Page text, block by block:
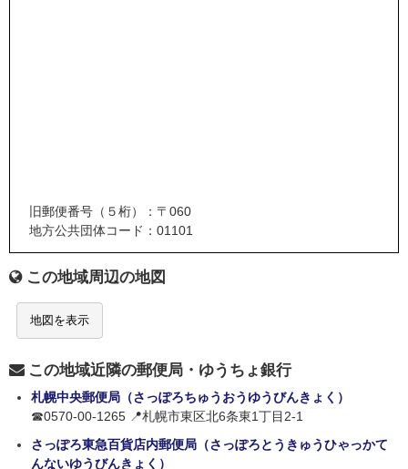
旧郵便番号（５桁）：〒060
地方公共団体コード：01101
この地域周辺の地図
地図を表示
この地域近隣の郵便局・ゆうちょ銀行
札幌中央郵便局（さっぽろちゅうおうゆうびんきょく）
☎0570-00-1265 📍札幌市東区北6条東1丁目2-1
さっぽろ東急百貨店内郵便局（さっぽろとうきゅうひゃっかて
んないゆうびんきょく）